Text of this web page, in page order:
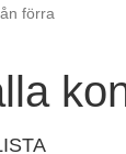
förra